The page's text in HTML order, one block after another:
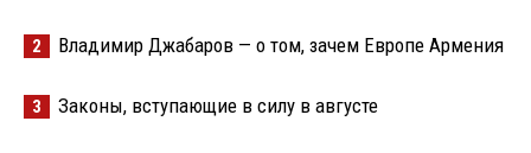
2 Владимир Джабаров — о том, зачем Европе Армения
3 Законы, вступающие в силу в августе